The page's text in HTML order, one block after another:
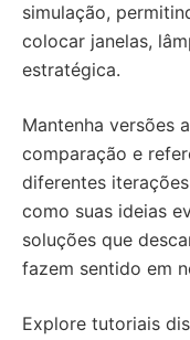
simulação,
colocar janelas,
estratégica.
Mantenha versões
comparação e
diferentes
como suas ideias
soluções que
fazem sentido em
Explore tutoriais